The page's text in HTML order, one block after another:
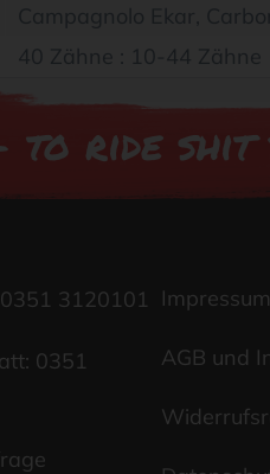
40 Zähne : 10-44 Zähne
ride shit
0351 3120101
0351
Impressum
AGB und